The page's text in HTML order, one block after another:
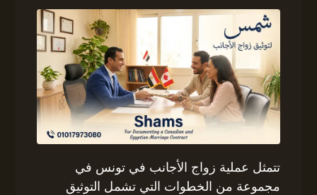
تتمثل عملية زواج الأجانب في تونس في
مجموعة من الخطوات التي تشمل التوثيق